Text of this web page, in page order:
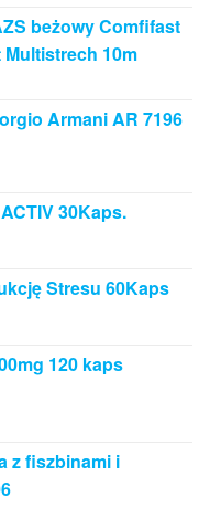
beżowy Comfifast
10m
Armani AR 7196
30Kaps.
Stresu 60Kaps
120 kaps
z fiszbinami i